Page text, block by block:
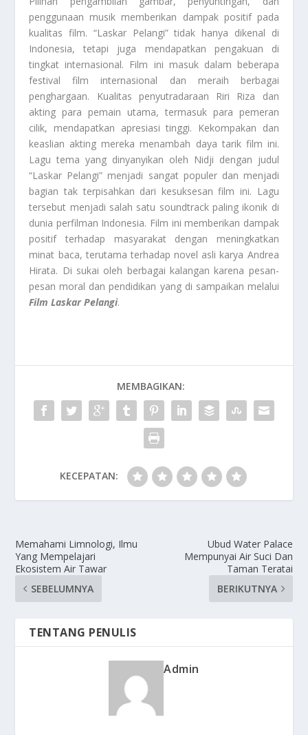
penggunaan musik memberikan dampak positif pada
kualitas film. “Laskar Pelangi” tidak hanya dikenal di
Indonesia, tetapi juga mendapatkan pengakuan di
tingkat internasional. Film ini masuk dalam beberapa
festival film internasional dan meraih berbagai
penghargaan. Kualitas penyutradaraan Riri Riza dan
akting para pemain utama, termasuk para pemeran
cilik, mendapatkan apresiasi tinggi. Kekompakan dan
keaslian akting mereka menambah daya tarik film ini.
Lagu tema yang dinyanyikan oleh Nidji dengan judul
“Laskar Pelangi” menjadi sangat populer dan menjadi
bagian tak terpisahkan dari kesuksesan film ini. Lagu
tersebut menjadi salah satu soundtrack paling ikonik di
dunia perfilman Indonesia. Film ini memberikan dampak
positif terhadap masyarakat dengan meningkatkan
minat baca, terutama terhadap novel asli karya Andrea
Hirata. Di sukai oleh berbagai kalangan karena pesan-
pesan moral dan pendidikan yang di sampaikan melalui
Film Laskar Pelangi.
MEMBAGIKAN:
KECEPATAN:
Memahami Limnologi, Ilmu
Yang Mempelajari
Ekosistem Air Tawar
SEBELUMNYA
Ubud Water Palace
Mempunyai Air Suci Dan
Taman Teratai
BERIKUTNYA
TENTANG PENULIS
Admin